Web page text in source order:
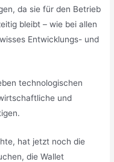
da sie für den Betrieb
bleibt – wie bei allen
Entwicklungs- und
technologischen
und
hat jetzt noch die
die Wallet